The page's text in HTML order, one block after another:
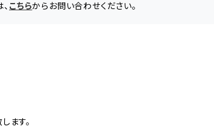
こちらからお問い合わせください。
ます。